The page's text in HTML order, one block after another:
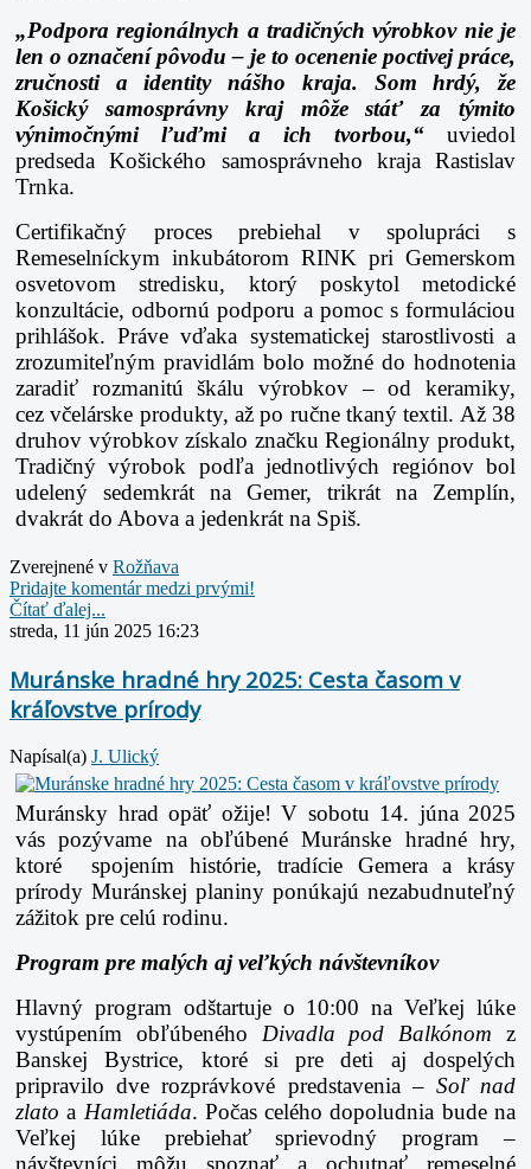
„Podpora regionálnych a tradičných výrobkov nie je
len o označení pôvodu – je to ocenenie poctivej práce,
zručnosti a identity nášho kraja. Som hrdý, že
Košický samosprávny kraj môže stáť za týmito
výnimočnými ľuďmi a ich tvorbou,“ uviedol
predseda Košického samosprávneho kraja Rastislav
Trnka.
Certifikačný proces prebiehal v spolupráci s
Remeselníckym inkubátorom RINK pri Gemerskom
osvetovom stredisku, ktorý poskytol metodické
konzultácie, odbornú podporu a pomoc s formuláciou
prihlášok. Práve vďaka systematickej starostlivosti a
zrozumiteľným pravidlám bolo možné do hodnotenia
zaradiť rozmanitú škálu výrobkov – od keramiky,
cezvčelárske produkty, až po ručne tkaný textil. Až 38
druhov výrobkov získalo značkuRegionálny produkt,
Tradičný výrobok podľa jednotlivých regiónov bol
udelený sedemkrát na Gemer, trikrát na Zemplín,
dvakrát do Abova a jedenkrát na Spiš.
Zverejnené v Rožňava
Pridajte komentár medzi prvými!
Čítať ďalej...
streda, 11 jún 2025 16:23
Muránske hradné hry 2025: Cesta časom v
kráľovstve prírody
Napísal(a) J. Ulický
Muránsky hrad opäť ožije! V sobotu 14. júna 2025
vás pozývame na obľúbené Muránske hradné hry,
ktoré spojením histórie, tradície Gemera a krásy
prírody Muránskej planiny ponúkajú nezabudnuteľný
zážitok pre celú rodinu.
Program pre malých aj veľkých návštevníkov
Hlavný program odštartuje o 10:00 na Veľkej lúke
vystúpením obľúbeného Divadla pod Balkónom z
Banskej Bystrice, ktoré si pre deti aj dospelých
pripravilo dve rozprávkové predstavenia – Soľ nad
zlato a Hamletiáda. Počas celého dopoludnia bude na
Veľkej lúke prebiehať sprievodný program –
návštevníci môžu spoznať a ochutnať remeselné